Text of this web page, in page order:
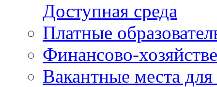
Доступная среда
Платные
Финансово-
Вакантные места